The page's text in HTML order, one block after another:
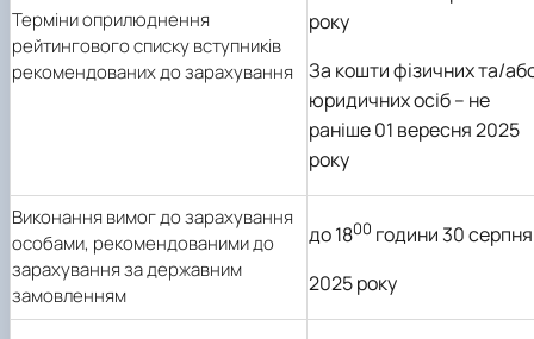
Терміни оприлюднення
рейтингового списку вступників
рекомендованих до зарахування
року
За кошти фізичних та/
юридичних осіб – не
раніше 01 вересня 2025
року
Виконання вимог до зарахування
особами, рекомендованими до
зарахування за державним
замовленням
до 1800 години 30 серпня
2025 року